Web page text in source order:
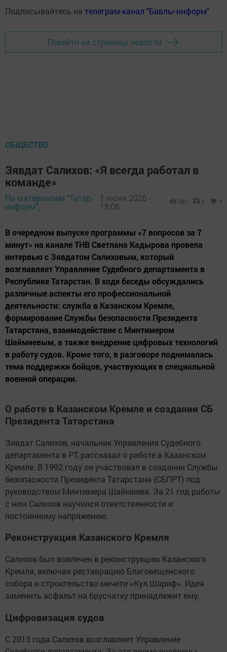
Подписывайтесь на телеграм-канал "Бавлы-информ"
Перейти на страницу новости
ОБЩЕСТВО
Зявдат Салихов: «Я всегда работал в
команде»
По материалам "Татар-
информ",
1 июня 2026 -
18:06
282 0 0
В очередном выпуске программы «7 вопросов за 7
минут» на канале ТНВ Светлана Кадырова провела
интервью с Зявдатом Салиховым, который
возглавляет Управление Судебного департамента в
Республике Татарстан. В ходе беседы обсуждались
различные аспекты его профессиональной
деятельности: служба в Казанском Кремле,
формирование Службы безопасности Президента
Татарстана, взаимодействие с Минтимером
Шаймиевым, а также внедрение цифровых технологий
в работу судов. Кроме того, в разговоре поднималась
тема поддержки бойцов, участвующих в специальной
военной операции.
О работе в Казанском Кремле и создании СБ
Президента Татарстана
Зявдат Салихов, начальник Управления Судебного
департамента в РТ, рассказал о работе в Казанском
Кремле. В 1992 году он участвовал в создании Службы
безопасности Президента Татарстана (СБПРТ) под
руководством Минтимера Шаймиева. За 21 год работы
с ним Салихов научился ответственности и
постоянному напряжению.
Реконструкция Казанского Кремля
Салихов был вовлечен в реконструкцию Казанского
Кремля, включая реставрацию Благовещенского
собора и строительство мечети «Кул Шариф». Идея
заменить асфальт на брусчатку принадлежит ему.
Цифровизация судов
С 2013 года Салихов возглавляет Управление